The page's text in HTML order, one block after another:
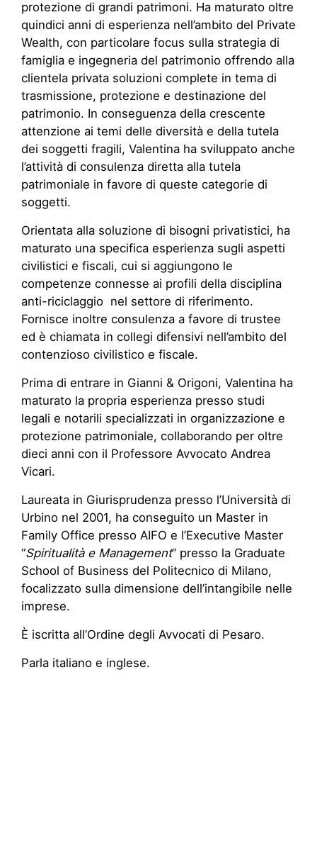
protezione di grandi patrimoni. Ha maturato oltre
quindici anni di esperienza nell’ambito del Private
Wealth, con particolare focus sulla strategia di
famiglia e ingegneria del patrimonio offrendo alla
clientela privata soluzioni complete in tema di
trasmissione, protezione e destinazione del
patrimonio. In conseguenza della crescente
attenzione ai temi delle diversità e della tutela
dei soggetti fragili, Valentina ha sviluppato anche
l’attività di consulenza diretta alla tutela
patrimoniale in favore di queste categorie di
soggetti.
Orientata alla soluzione di bisogni privatistici, ha
maturato una specifica esperienza sugli aspetti
civilistici e fiscali, cui si aggiungono le
competenze connesse ai profili della disciplina
anti-riciclaggio nel settore di riferimento.
Fornisce inoltre consulenza a favore di trustee
ed è chiamata in collegi difensivi nell’ambito del
contenzioso civilistico e fiscale.
Prima di entrare in Gianni & Origoni, Valentina ha
maturato la propria esperienza presso studi
legali e notarili specializzati in organizzazione e
protezione patrimoniale, collaborando per oltre
dieci anni con il Professore Avvocato Andrea
Vicari.
Laureata in Giurisprudenza presso l’Università di
Urbino nel 2001, ha conseguito un Master in
Family Office presso AIFO e l’Executive Master
“Spiritualità e Management” presso la Graduate
School of Business del Politecnico di Milano,
focalizzato sulla dimensione dell’intangibile nelle
imprese.
È iscritta all’Ordine degli Avvocati di Pesaro.
Parla italiano e inglese.